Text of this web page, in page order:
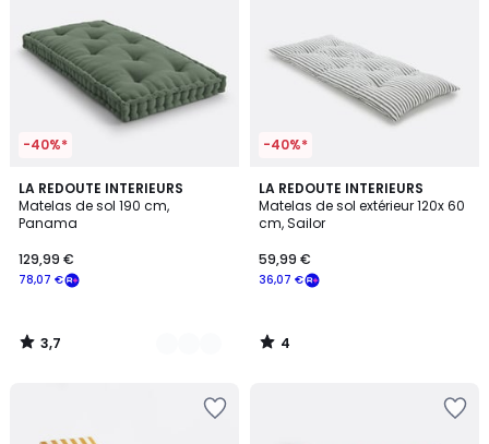
-40%*
LA REDOUTE INTERIEURS
Matelas de sol 190 cm,
Panama
78,07 €
129,99 €
3,7
/ 5
8
Couleurs
3,7
/
-40%*
LA REDOUTE INTERIEURS
Matelas de sol extérieur 120x 60
cm, Sailor
36,07 €
59,99 €
4
/
5
4
/